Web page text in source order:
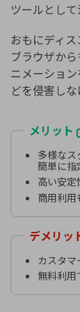
ツールとして
おもにディ
ブラウザか
ニメーショ
どを侵害し
メリット
多様なス
簡単に
高い安定
商用利用
デメリッ
カスタ
無料利